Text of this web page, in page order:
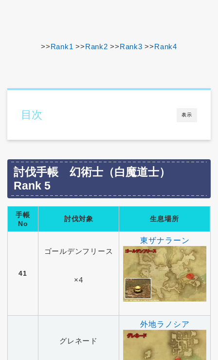
>>Rank1 >>Rank2 >>Rank3 >>Rank4
表示
目次
討伐手帳 幻術士（白魔道士）
Rank 5
手帳
No
討伐対象 生息場所
41
ゴールデンフリース
×4
東ザナラーン
グレネード
外地ラノシア